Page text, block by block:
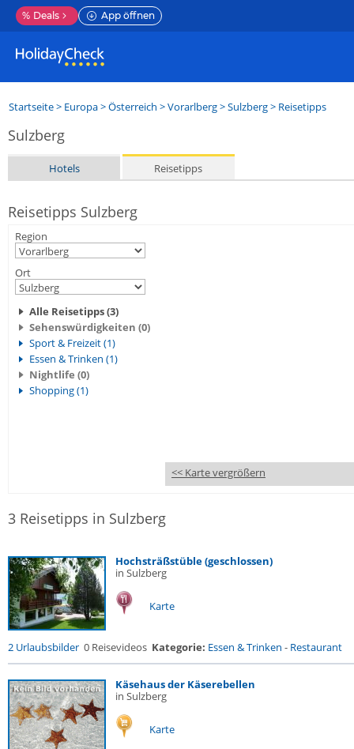
% Deals App öffnen
Startseite> Europa>Österreich >Vorarlberg>Sulzberg> Reisetipps
Sulzberg
Hotels Reisetipps
Reisetipps Sulzberg
Region
Ort
Alle Reisetipps (3)
Sehenswürdigkeiten (0)
Sport & Freizeit (1)
Essen & Trinken (1)
Nightlife (0)
Shopping (1)
<< Karte vergrößern
3 Reisetipps in Sulzberg
Hochsträßstüble (geschlossen)
in Sulzberg
Karte
2 Urlaubsbilder 0 Reisevideos Kategorie: Essen & Trinken - Restaurant
Käsehaus der Käserebellen
in Sulzberg
Karte